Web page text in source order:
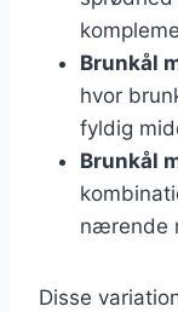
Brunkål
hvor
fyldig
Brunkål
nærende
Disse